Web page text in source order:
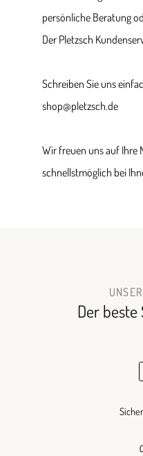
persönliche Beratung
Der Pletzsch
Schreiben Sie uns
shop@pletzsch.de
Wir freuen uns auf Ihre
schnellstmöglich bei
Der